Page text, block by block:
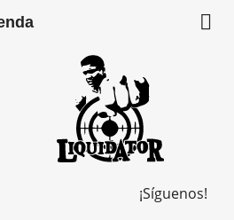

¡Síguenos!